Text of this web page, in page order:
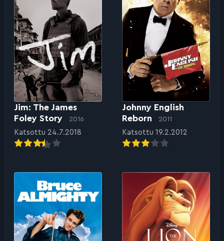
Jim: The James
Foley Story
2016
Katsottu 24.7.2018
Johnny English
Reborn
2011
Katsottu 19.2.2012